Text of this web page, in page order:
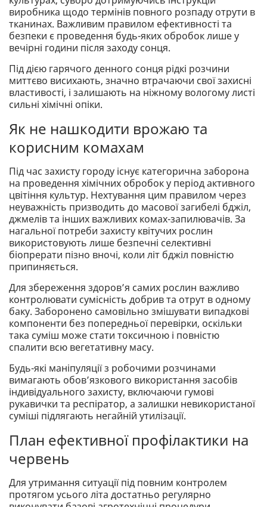
виробника щодо термінів повного розпаду отрути в
тканинах. Важливим правилом ефективності та
безпеки є проведення будь-яких обробок лише у
вечірні години після заходу сонця.
Під дією гарячого денного сонця рідкі розчини
миттєво висихають, значно втрачаючи свої захисні
властивості, і залишають на ніжному вологому листі
сильні хімічні опіки.
Як не нашкодити врожаю та
корисним комахам
Під час захисту городу існує категорична заборона
на проведення хімічних обробок у період активного
цвітіння культур. Нехтування цим правилом через
неуважність призводить до масової загибелі бджіл,
джмелів та інших важливих комах-запилювачів. За
нагальної потреби захисту квітучих рослин
використовують лише безпечні селективні
біопрерати пізно вночі, коли літ бджіл повністю
припиняється.
Для збереження здоров’я самих рослин важливо
контролювати сумісність добрив та отрут в одному
баку. Заборонено самовільно змішувати випадкові
компоненти без попередньої перевірки, оскільки
така суміш може стати токсичною і повністю
спалити всю вегетативну масу.
Будь-які маніпуляції з робочими розчинами
вимагають обов’язкового використання засобів
індивідуального захисту, включаючи гумові
рукавички та респіратор, а залишки невикористаної
суміші підлягають негайній утилізації.
План ефективної профілактики на
червень
Для утримання ситуації під повним контролем
протягом усього літа достатньо регулярно